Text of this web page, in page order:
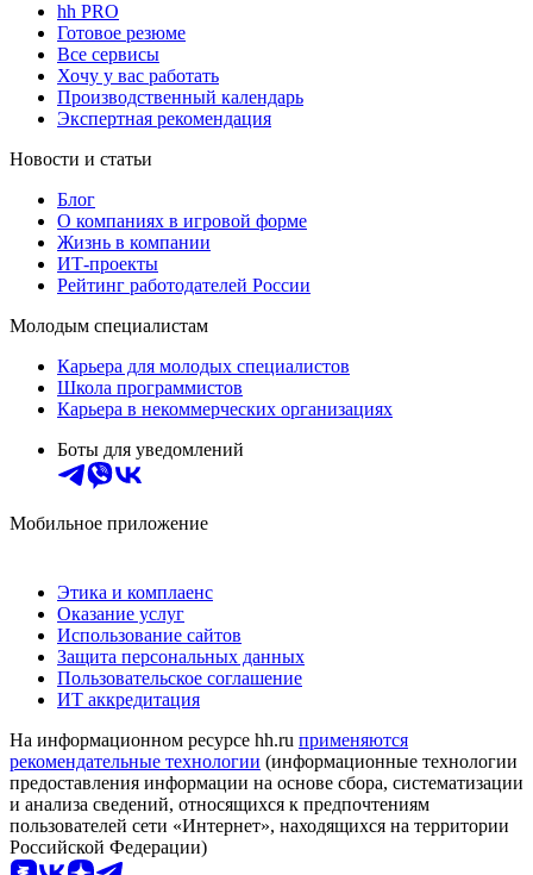
hh PRO
Готовое резюме
Все сервисы
Хочу у вас работать
Производственный календарь
Экспертная рекомендация
Новости и статьи
Блог
О компаниях в игровой форме
Жизнь в компании
ИТ-проекты
Рейтинг работодателей России
Молодым специалистам
Карьера для молодых специалистов
Школа программистов
Карьера в некоммерческих организациях
Боты для уведомлений
Мобильное приложение
Этика и комплаенс
Оказание услуг
Использование сайтов
Защита персональных данных
Пользовательское соглашение
ИТ аккредитация
На информационном ресурсе hh.ru применяются
рекомендательные технологии (информационные технологии
предоставления информации на основе сбора, систематизации
и анализа сведений, относящихся к предпочтениям
пользователей сети «Интернет», находящихся на территории
Российской Федерации)